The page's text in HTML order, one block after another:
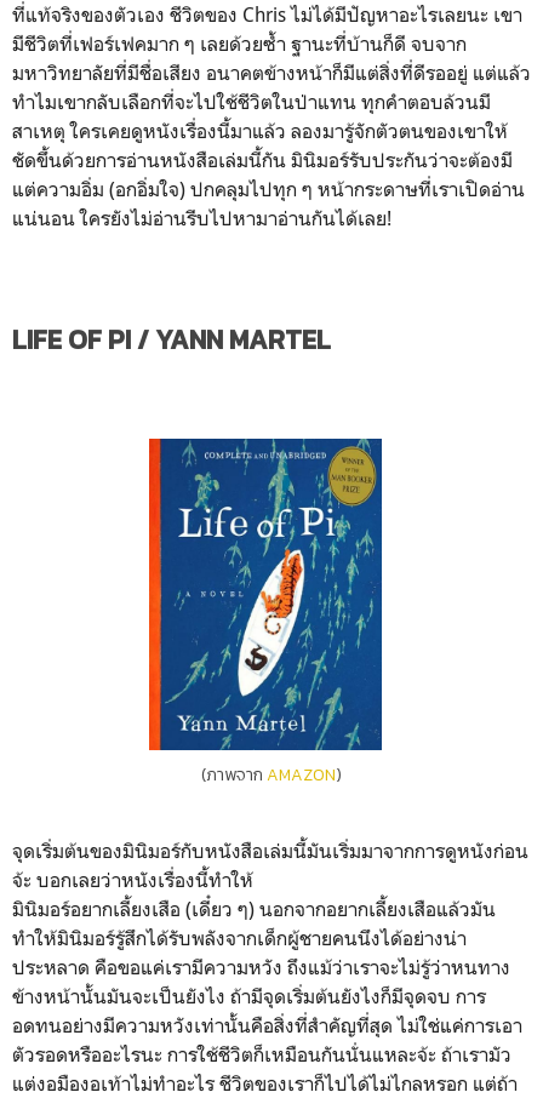
ที่แท้จริงของตัวเอง ชีวิตของ Chris ไม่ได้มีปัญหาอะไรเลยนะ เขา
มีชีวิตที่เฟอร์เฟคมาก ๆ เลยด้วยซ้ำ ฐานะที่บ้านก็ดี จบจาก
มหาวิทยาลัยที่มีชื่อเสียง อนาคตข้างหน้าก็มีแต่สิ่งที่ดีรออยู่ แต่แล้ว
ทำไมเขากลับเลือกที่จะไปใช้ชีวิตในป่าแทน ทุกคำตอบล้วนมี
สาเหตุ ใครเคยดูหนังเรื่องนี้มาแล้ว ลองมารู้จักตัวตนของเขาให้
ชัดขึ้นด้วยการอ่านหนังสือเล่มนี้กัน มินิมอร์รับประกันว่าจะต้องมี
แต่ความอิ่ม (อกอิ่มใจ) ปกคลุมไปทุก ๆ หน้ากระดาษที่เราเปิดอ่าน
แน่นอน ใครยังไม่อ่านรีบไปหามาอ่านกันได้เลย!
LIFE OF PI / YANN MARTEL
(ภาพจากAMAZON)
จุดเริ่มต้นของมินิมอร์กับหนังสือเล่มนี้มันเริ่มมาจากการดูหนังก่อน
จ้ะ บอกเลยว่าหนังเรื่องนี้ทำให้
มินิมอร์อยากเลี้ยงเสือ (เดี๋ยว ๆ) นอกจากอยากเลี้ยงเสือแล้วมัน
ทำให้มินิมอร์รู้สึกได้รับพลังจากเด็กผู้ชายคนนึงได้อย่างน่า
ประหลาด คือขอแค่เรามีความหวัง ถึงแม้ว่าเราจะไม่รู้ว่าหนทาง
ข้างหน้านั้นมันจะเป็นยังไง ถ้ามีจุดเริ่มต้นยังไงก็มีจุดจบ การ
อดทนอย่างมีความหวังเท่านั้นคือสิ่งที่สำคัญที่สุด ไม่ใช่แค่การเอา
ตัวรอดหรืออะไรนะ การใช้ชีวิตก็เหมือนกันนั่นแหละจ้ะ ถ้าเรามัว
แต่งอมืองอเท้าไม่ทำอะไร ชีวิตของเราก็ไปได้ไม่ไกลหรอก แต่ถ้า